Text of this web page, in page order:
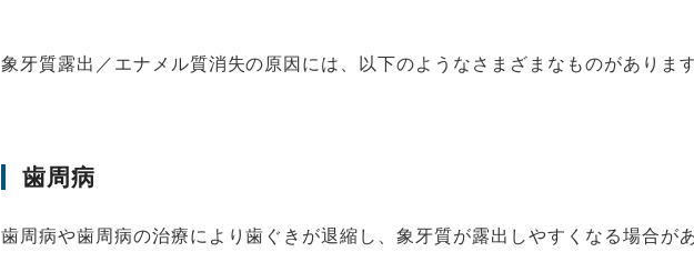
象牙質露出／エナメル質消失の原因には、以下のようなさまざまなものがありま
歯周病
歯周病や歯周病の治療により歯ぐきが退縮し、象牙質が露出しやすくなる場合が